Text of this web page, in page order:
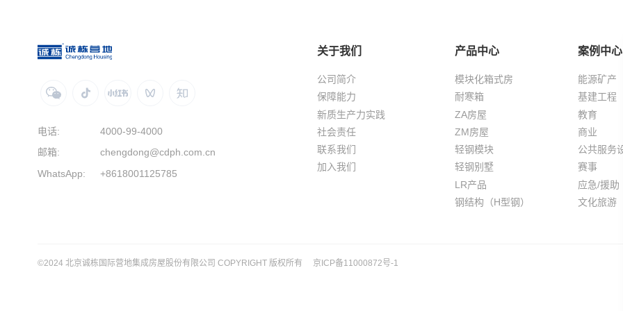
电话:
4000-99-4000
邮箱:
chengdong@cdph.com.cn
WhatsApp:
+8618001125785
关于我们
公司简介
保障能力
新质生产力实践
社会责任
联系我们
加入我们
产品中心
模块化箱式房
耐寒箱
ZA房屋
ZM房屋
轻钢模块
轻钢别墅
LR产品
钢结构（H型钢）
案例中心
能源矿产
基建工程
教育
商业
公共服务
赛事
应急/援助
文化旅游
©2024 北京诚栋国际营地集成房屋股份有限公司 COPYRIGHT 版权所有 京ICP备11000872号-1